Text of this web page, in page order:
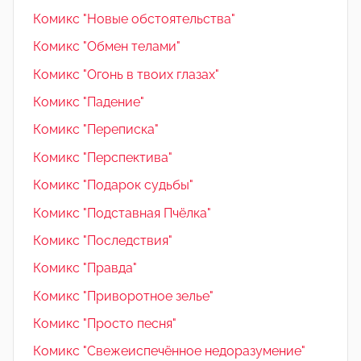
Комикс "Новые обстоятельства"
Комикс "Обмен телами"
Комикс "Огонь в твоих глазах"
Комикс "Падение"
Комикс "Переписка"
Комикс "Перспектива"
Комикс "Подарок судьбы"
Комикс "Подставная Пчёлка"
Комикс "Последствия"
Комикс "Правда"
Комикс "Приворотное зелье"
Комикс "Просто песня"
Комикс "Свежеиспечённое недоразумение"